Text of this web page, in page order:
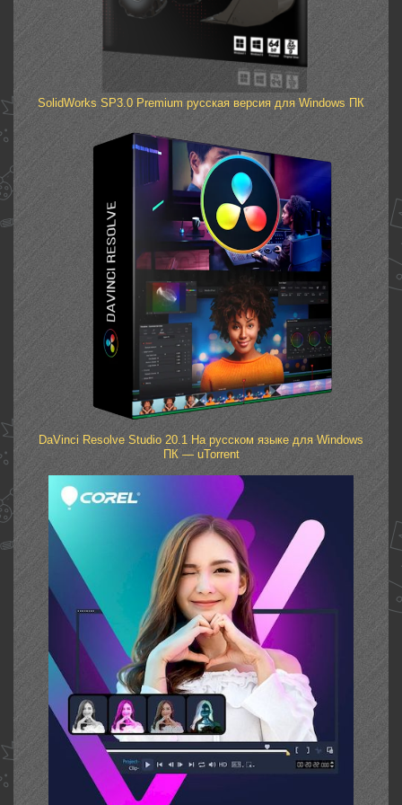
SolidWorks SP3.0 Premium русская версия для Windows ПК
DaVinci Resolve Studio 20.1 На русском языке для Windows
ПК — uTorrent